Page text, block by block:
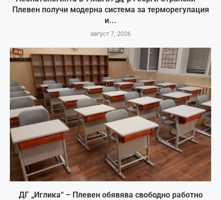
Плевен получи модерна система за терморегулация
и...
август 7, 2026
ДГ „Иглика“ – Плевен обявява свободно работно